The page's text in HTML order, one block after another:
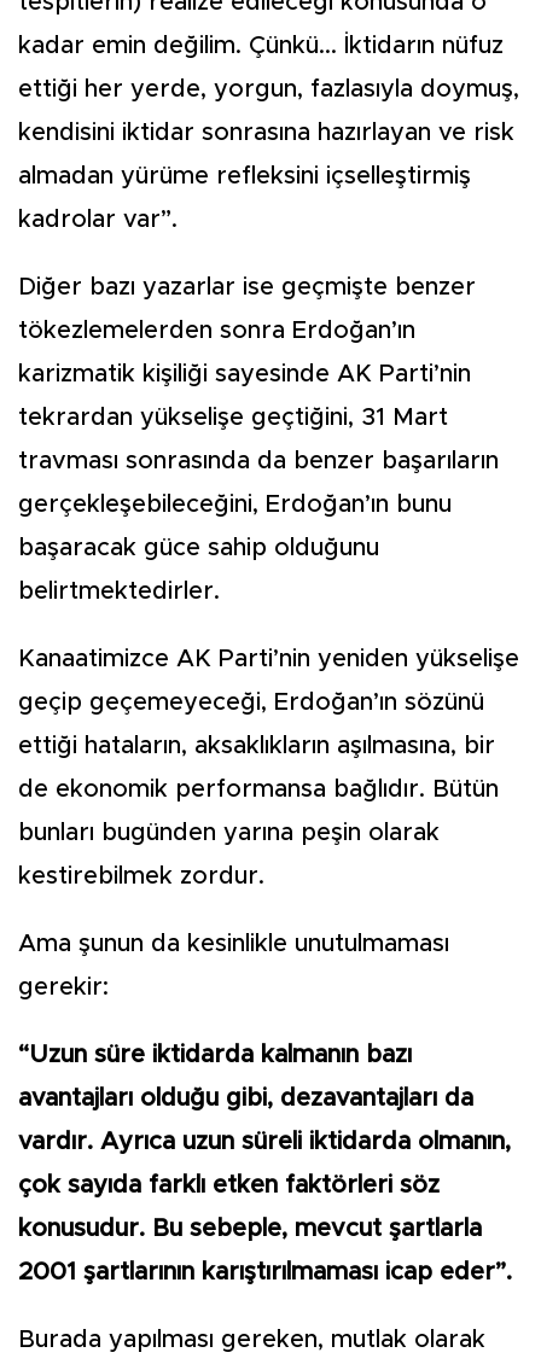
kadar emin değilim. Çünkü... İktidarın nüfuz
ettiği her yerde, yorgun, fazlasıyla doymuş,
kendisini iktidar sonrasına hazırlayan ve risk
almadan yürüme refleksini içselleştirmiş
kadrolar var”.
Diğer bazı yazarlar ise geçmişte benzer
tökezlemelerden sonra Erdoğan’ın
karizmatik kişiliği sayesinde AK Parti’nin
tekrardan yükselişe geçtiğini, 31 Mart
travması sonrasında da benzer başarıların
gerçekleşebileceğini, Erdoğan’ın bunu
başaracak güce sahip olduğunu
belirtmektedirler.
Kanaatimizce AK Parti’nin yeniden yükselişe
geçip geçemeyeceği, Erdoğan’ın sözünü
ettiği hataların, aksaklıkların aşılmasına, bir
de ekonomik performansa bağlıdır. Bütün
bunları bugünden yarına peşin olarak
kestirebilmek zordur.
Ama şunun da kesinlikle unutulmaması
gerekir:
“Uzun süre iktidarda kalmanın bazı
avantajları olduğu gibi, dezavantajları da
vardır. Ayrıca uzun süreli iktidarda olmanın,
çok sayıda farklı etken faktörleri söz
konusudur. Bu sebeple, mevcut şartlarla
2001 şartlarının karıştırılmaması icap eder”.
Burada yapılması gereken, mutlak olarak